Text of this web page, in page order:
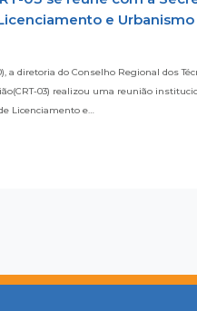
e
a diretoria do Conselho Regional dos
03) realizou uma reunião
Licenciamento e…